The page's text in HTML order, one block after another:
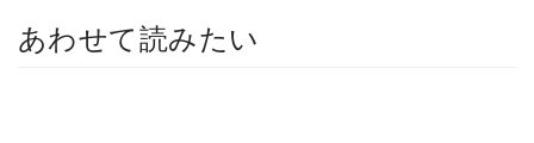
あわせて読みたい